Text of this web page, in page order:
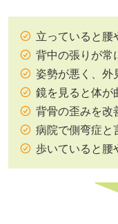
立っていると腰
背中の張りが常
姿勢が悪く、外
鏡を見ると体が
背骨の歪みを改
病院で側弯症と
歩いていると腰